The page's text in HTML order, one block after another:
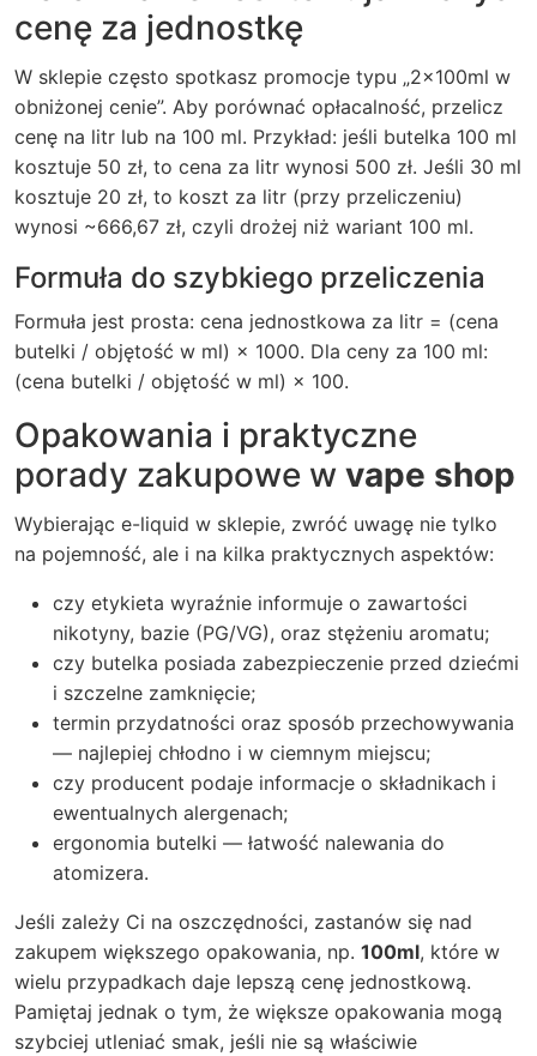
cenę za jednostkę
W sklepie często spotkasz promocje typu „2x100ml w
obniżonej cenie”. Aby porównać opłacalność, przelicz
cenę na litr lub na 100 ml. Przykład: jeśli butelka 100 ml
kosztuje 50 zł, to cena za litr wynosi 500 zł. Jeśli 30 ml
kosztuje 20 zł, to koszt za litr (przy przeliczeniu)
wynosi ~666,67 zł, czyli drożej niż wariant 100 ml.
Formuła do szybkiego przeliczenia
Formuła jest prosta: cena jednostkowa za litr = (cena
butelki / objętość w ml) × 1000. Dla ceny za 100 ml:
(cena butelki / objętość w ml) × 100.
Opakowania i praktyczne
porady zakupowe w vape shop
Wybierając e-liquid w sklepie, zwróć uwagę nie tylko
na pojemność, ale i na kilka praktycznych aspektów:
czy etykieta wyraźnie informuje o zawartości
nikotyny, bazie (PG/VG), oraz stężeniu aromatu;
czy butelka posiada zabezpieczenie przed dziećmi
i szczelne zamknięcie;
termin przydatności oraz sposób przechowywania
— najlepiej chłodno i w ciemnym miejscu;
czy producent podaje informacje o składnikach i
ewentualnych alergenach;
ergonomia butelki — łatwość nalewania do
atomizera.
Jeśli zależy Ci na oszczędności, zastanów się nad
zakupem większego opakowania, np. 100ml, które w
wielu przypadkach daje lepszą cenę jednostkową.
Pamiętaj jednak o tym, że większe opakowania mogą
szybciej utleniać smak, jeśli nie są właściwie